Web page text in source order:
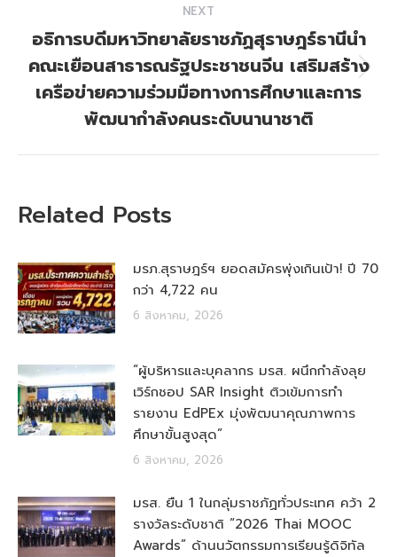
NEXT
Next
post:
อธิการบดีมหาวิทยาลัยราชภัฏสุราษฎร์ธานีนำ
คณะเยือนสาธารณรัฐประชาชนจีน เสริมสร้าง
เครือข่ายความร่วมมือทางการศึกษาและการ
พัฒนากำลังคนระดับนานาชาติ
Related Posts
มรภ.สุราษฎร์ฯ ยอดสมัครพุ่งเกินเป้า! ปี 70
กว่า 4,722 คน
6 สิงหาคม, 2026
“ผู้บริหารและบุคลากร มรส. ผนึกกำลังลุย
เวิร์กชอป SAR Insight ติวเข้มการทำ
รายงาน EdPEx มุ่งพัฒนาคุณภาพการ
ศึกษาขั้นสูงสุด”
6 สิงหาคม, 2026
มรส. ยืน 1 ในกลุ่มราชภัฏทั่วประเทศ คว้า 2
รางวัลระดับชาติ “2026 Thai MOOC
Awards” ด้านนวัตกรรมการเรียนรู้ดิจิทัล